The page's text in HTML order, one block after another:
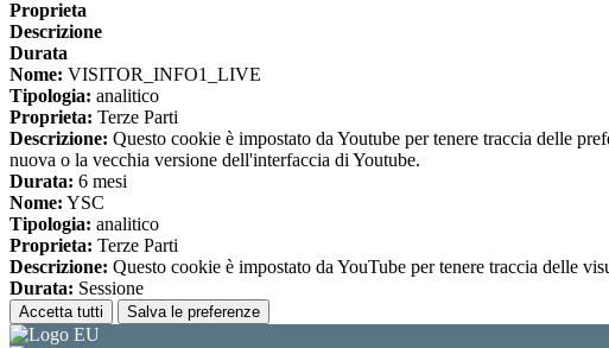
Proprieta
Descrizione
Durata
Nome: VISITOR_INFO1_LIVE
Tipologia: analitico
Proprieta: Terze Parti
Descrizione: Questo cookie è impostato da Youtube per tenere traccia delle
nuova o la vecchia versione dell'interfaccia di Youtube.
Durata: 6 mesi
Nome: YSC
Tipologia: analitico
Proprieta: Terze Parti
Descrizione: Questo cookie è impostato da YouTube per tenere traccia delle
Durata: Sessione
Accetta tutti Salva le preferenze